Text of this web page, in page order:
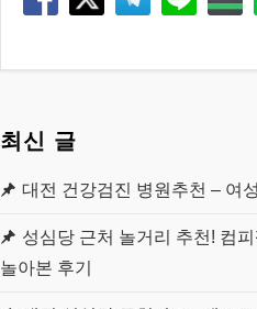
최신 글
대전 건강검진 병원추천 – 여
성심당 근처 놀거리 추천! 컴
놀아본 후기